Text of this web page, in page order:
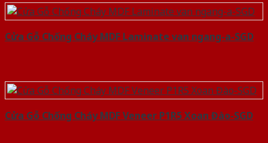
Cửa Gỗ Chống Cháy MDF Laminate van ngang-a-SGD
Cửa Gỗ Chống Cháy MDF Veneer P1R5 Xoan Đào-SGD